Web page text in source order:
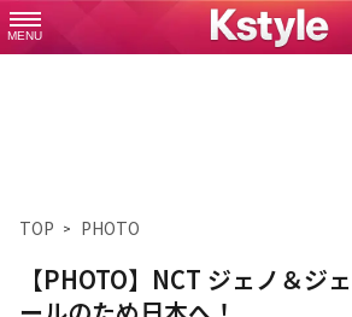
MENU
TOP PHOTO
【PHOTO】NCT ジェノ＆ジ